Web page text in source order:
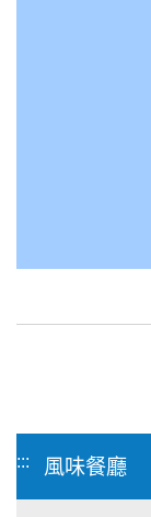
::: 風味餐廳